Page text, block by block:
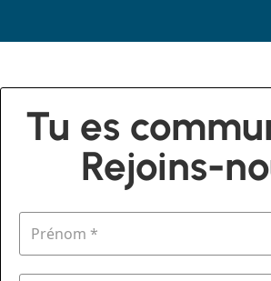
Tu es
Rejoins-